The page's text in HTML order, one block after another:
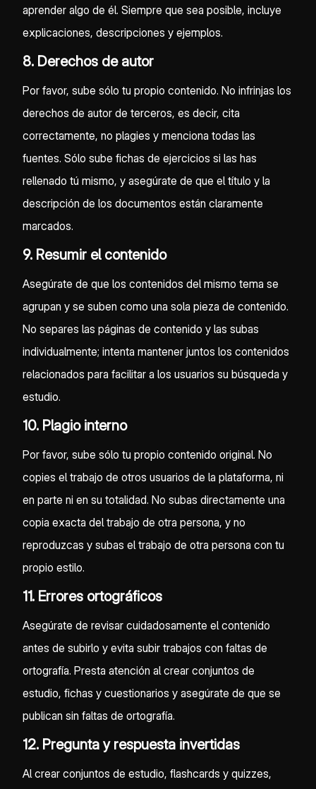
aprender algo de él. Siempre que sea posible, incluye
explicaciones, descripciones y ejemplos.
8. Derechos de autor
Por favor, sube sólo tu propio contenido. No infrinjas los
derechos de autor de terceros, es decir, cita
correctamente, no plagies y menciona todas las
fuentes. Sólo sube fichas de ejercicios si las has
rellenado tú mismo, y asegúrate de que el título y la
descripción de los documentos están claramente
marcados.
9. Resumir el contenido
Asegúrate de que los contenidos del mismo tema se
agrupan y se suben como una sola pieza de contenido.
No separes las páginas de contenido y las subas
individualmente; intenta mantener juntos los contenidos
relacionados para facilitar a los usuarios su búsqueda y
estudio.
10. Plagio interno
Por favor, sube sólo tu propio contenido original. No
copies el trabajo de otros usuarios de la plataforma, ni
en parte ni en su totalidad. No subas directamente una
copia exacta del trabajo de otra persona, y no
reproduzcas y subas el trabajo de otra persona con tu
propio estilo.
11. Errores ortográficos
Asegúrate de revisar cuidadosamente el contenido
antes de subirlo y evita subir trabajos con faltas de
ortografía. Presta atención al crear conjuntos de
estudio, fichas y cuestionarios y asegúrate de que se
publican sin faltas de ortografía.
12. Pregunta y respuesta invertidas
Al crear conjuntos de estudio, flashcards y quizzes,